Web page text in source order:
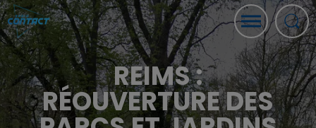
REIMS :
RÉOUVERTURE DES